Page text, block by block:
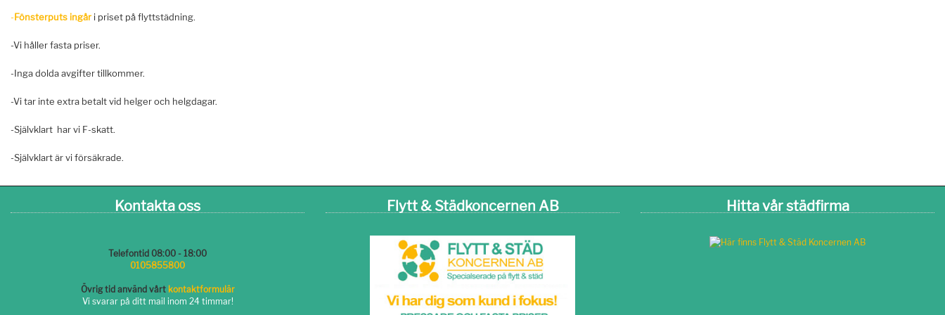
-Fönsterputs ingåri priset på flyttstädning.
-Vi håller fasta priser.
-Inga dolda avgifter tillkommer.
-Vi tar inte extra betalt vid helger och helgdagar.
-Självklart har vi F-skatt.
-Självklart är vi försäkrade.
Kontakta oss
Telefontid 08:00 - 18:00
0105855800
Övrig tid använd vårt kontaktformulär
Vi svarar på ditt mail inom 24 timmar!
Flytt & Städkoncernen AB Hitta vår städfirma